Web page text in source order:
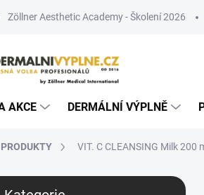
Zöllner Aesthetic Academy - Školení 2026
AKCE DERMÁLNÍ VÝPLNĚ
PRODUKTY VIT. C CLEANSING Milk